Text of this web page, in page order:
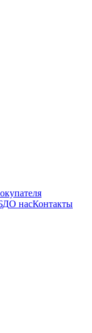
О насКонтакты